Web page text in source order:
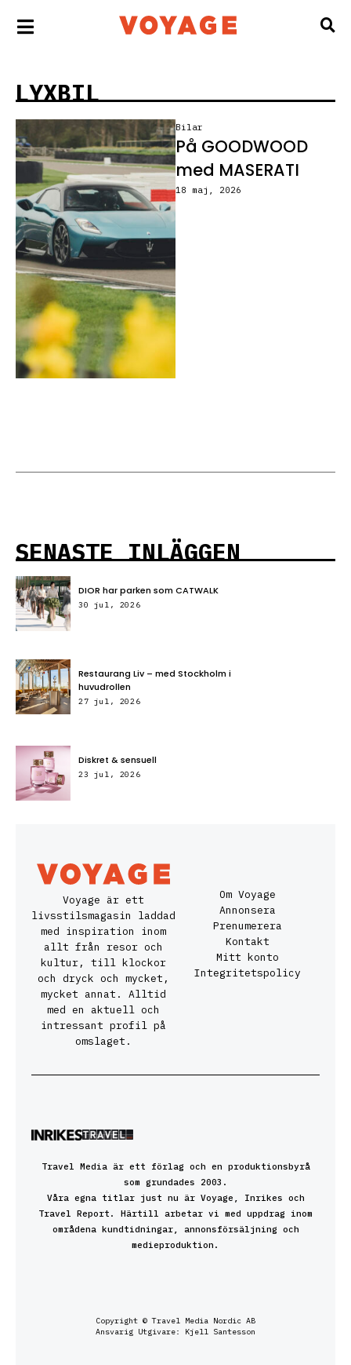
LYXBIL
Bilar
På GOODWOOD
med MASERATI
18 maj, 2026
SENASTE INLÄGGEN
DIOR har parken som CATWALK
30 jul, 2026
Restaurang Liv – med Stockholm i
huvudrollen
27 jul, 2026
Diskret & sensuell
23 jul, 2026
Voyage är ett
livsstilsmagasin laddad
med inspiration inom
allt från resor och
kultur, till klockor
och dryck och mycket,
mycket annat. Alltid
med en aktuell och
intressant profil på
omslaget.
Om Voyage
Annonsera
Prenumerera
Kontakt
Mitt konto
Integritetspolicy
Travel Media är ett förlag och en produktionsbyrå
som grundades 2003.
Våra egna titlar just nu är Voyage, Inrikes och
Travel Report. Härtill arbetar vi med uppdrag inom
områdena kundtidningar, annonsförsäljning och
medieproduktion.
Copyright © Travel Media Nordic AB
Ansvarig Utgivare: Kjell Santesson